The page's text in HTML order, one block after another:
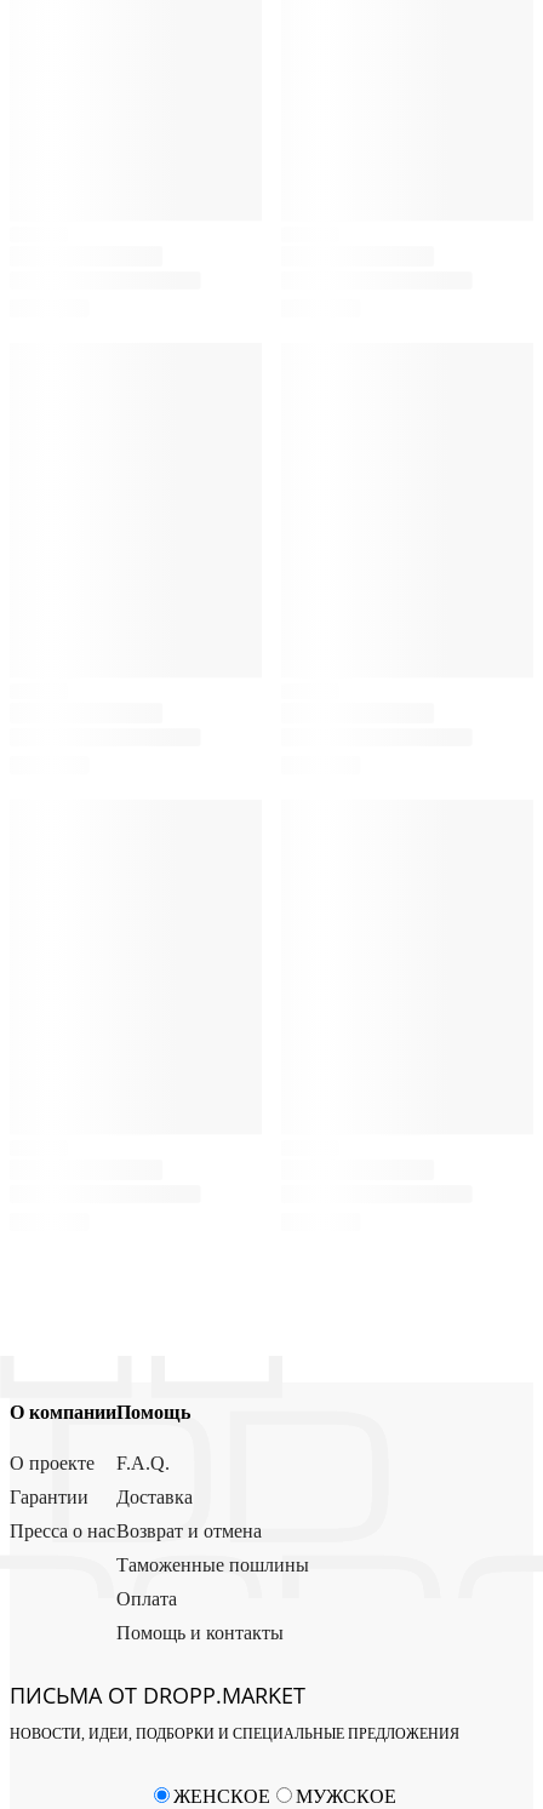
О компании
О проекте
Гарантии
Пресса о нас
Помощь
F.A.Q.
Доставка
Возврат и отмена
Таможенные пошлины
Оплата
Помощь и контакты
ПИСЬМА ОТ DROPP.MARKET
НОВОСТИ, ИДЕИ, ПОДБОРКИ И СПЕЦИАЛЬНЫЕ ПРЕДЛОЖЕНИЯ
ЖЕНСКОЕ МУЖСКОЕ